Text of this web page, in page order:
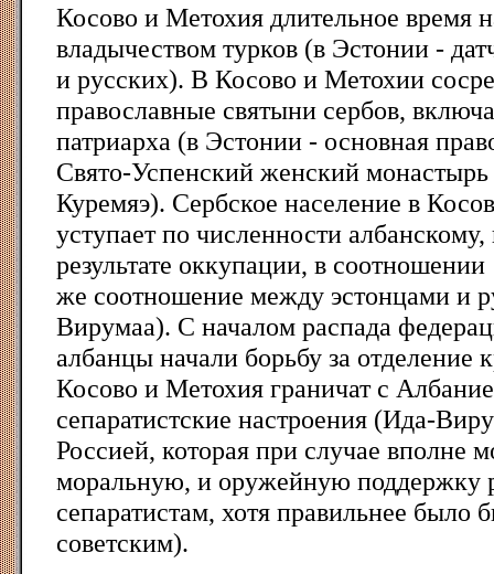
Косово и Метохия длительное время
владычеством турков (в Эстонии -
и русских). В Косово и Метохии
православные святыни сербов,
патриарха (в Эстонии - основная
Свято-Успенский женский монастырь
Куремяэ). Сербское население в
уступает по численности
результате оккупации, в
же соотношение между эстонцами и
Вирумаа). С началом распада
албанцы начали борьбу за отделение
Косово и Метохия граничат с
сепаратистские настроения (Ида-
Россией, которая при случае вполне
моральную, и оружейную поддержку
сепаратистам, хотя правильнее было
советским).